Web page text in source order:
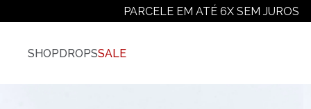
PARCELE EM ATÉ 6X SEM JUROS
SHOPDROPSSALE